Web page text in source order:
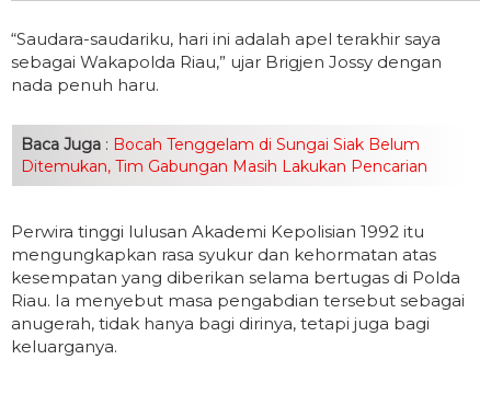
“Saudara-saudariku, hari ini adalah apel terakhir saya
sebagai Wakapolda Riau,” ujar Brigjen Jossy dengan
nada penuh haru.
Baca Juga : Bocah Tenggelam di Sungai Siak Belum
Ditemukan, Tim Gabungan Masih Lakukan Pencarian
Perwira tinggi lulusan Akademi Kepolisian 1992 itu
mengungkapkan rasa syukur dan kehormatan atas
kesempatan yang diberikan selama bertugas di Polda
Riau. Ia menyebut masa pengabdian tersebut sebagai
anugerah, tidak hanya bagi dirinya, tetapi juga bagi
keluarganya.